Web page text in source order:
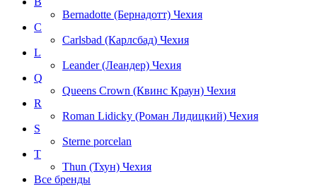
Bernadotte (Бернадотт) Чехия
C
Carlsbad (Карлсбад) Чехия
L
Leander (Леандер) Чехия
Q
Queens Crown (Квинс Краун) Чехия
R
Roman Lidicky (Роман Лидицкий) Чехия
S
Sterne porcelan
T
Thun (Тхун) Чехия
Все бренды